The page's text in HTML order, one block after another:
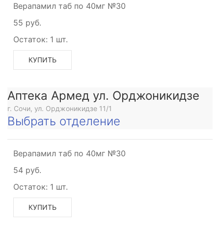
Верапамил таб по 40мг №30
55 руб.
Остаток: 1 шт.
КУПИТЬ
Аптека Армед ул. Орджоникидзе
г. Сочи, ул. Орджоникидзе 11/1
Выбрать отделение
Верапамил таб по 40мг №30
54 руб.
Остаток: 1 шт.
КУПИТЬ